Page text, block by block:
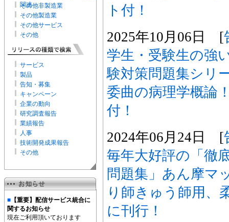
関連
その他非製造業
その他製造業
その他サービス
その他
サービス
製品
告知・募集
キャンペーン
企業の動向
研究調査報告
業績報告
人事
技術開発成果報告
その他
■ 【重要】配信サービス統合に
関するお知らせ
現在ご利用頂いております
ト付！
2025年10月06日 [
学生・受験生の強
験対策問題集シリ
委曲の病理学概論
付！
2024年06月24日 [
毎年大好評の「徹
問題集」あん摩マ
り師きゅう師用、
に刊行！